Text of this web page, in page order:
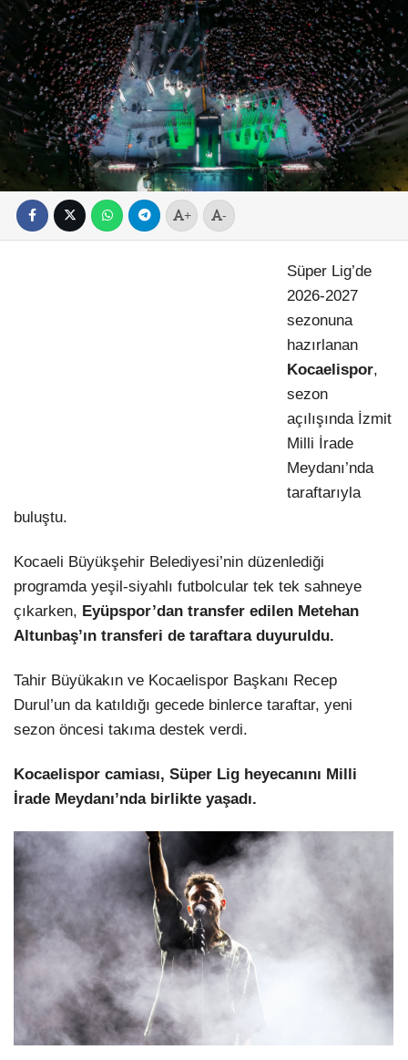
+ -
Süper Lig’de
2026-2027
sezonuna
hazırlanan
Kocaelispor,
sezon
açılışında İzmit
Milli İrade
Meydanı’nda
taraftarıyla
buluştu.
Kocaeli Büyükşehir Belediyesi’nin düzenlediği
programda yeşil-siyahlı futbolcular tek tek sahneye
çıkarken, Eyüpspor’dan transfer edilen Metehan
Altunbaş’ın transferi de taraftara duyuruldu.
Tahir Büyükakın ve Kocaelispor Başkanı Recep
Durul’un da katıldığı gecede binlerce taraftar, yeni
sezon öncesi takıma destek verdi.
Kocaelispor camiası, Süper Lig heyecanını Milli
İrade Meydanı’nda birlikte yaşadı.